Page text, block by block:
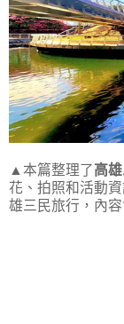
▲本篇整理了高
花、拍照和活動
雄三民旅行，內